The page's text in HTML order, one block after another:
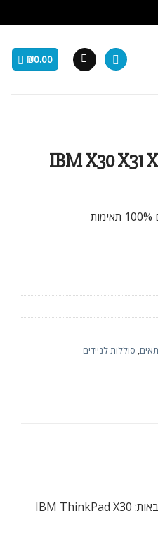
₪0.00
, סוללות לניידים
מתאים לדגמים הבאים: 02K7039, 02K7040, 08K8035, 08K8036, 08K8039, 08K8040, 08K8048 מתאים לסדרות הבאות: IBM ThinkPad X30